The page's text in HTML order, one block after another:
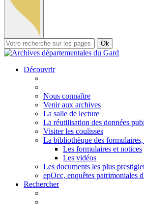
Ok
Découvrir
Nous connaître
Venir aux archives
La salle de lecture
La réutilisation des données
Visiter les coulisses
La bibliothèque des
Les formulaires et notices
Les vidéos
Les documents les plus
epOcc, enquêtes patrimoniales
Rechercher